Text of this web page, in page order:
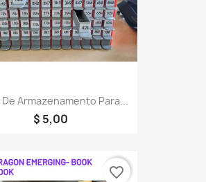
De Armazenamento Para...
$ 5,00
favorite_border